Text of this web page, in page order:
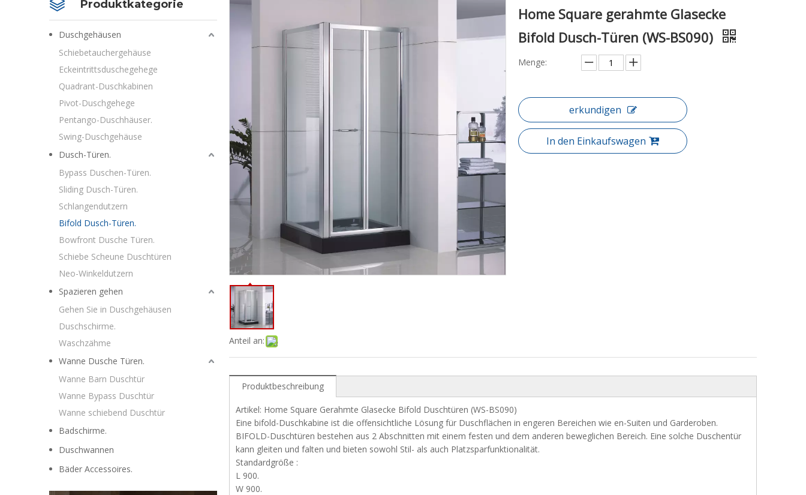
Produktkategorie
Duschgehäusen
Schiebetauchergehäuse
Eckeintrittsduschegehege
Quadrant-Duschkabinen
Pivot-Duschgehege
Pentango-Duschhäuser.
Swing-Duschgehäuse
Dusch-Türen.
Bypass Duschen-Türen.
Sliding Dusch-Türen.
Schlangendutzern
Bifold Dusch-Türen.
Bowfront Dusche Türen.
Schiebe Scheune Duschtüren
Neo-Winkeldutzern
Spazieren gehen
Gehen Sie in Duschgehäusen
Duschschirme.
Waschzähme
Wanne Dusche Türen.
Wanne Barn Duschtür
Wanne Bypass Duschtür
Wanne schiebend Duschtür
Badschirme.
Duschwannen
Bäder Accessoires.
Anteil an:
Home Square gerahmte Glasecke
Bifold Dusch-Türen (WS-BS090)
Menge:
erkundigen
In den Einkaufswagen
Produktbeschreibung
Artikel: Home Square Gerahmte Glasecke Bifold Duschtüren (WS-BS090)
Eine bifold-Duschkabine ist die offensichtliche Lösung für Duschflächen in engeren Bereichen wie en-Suiten und Garderoben.
BIFOLD-Duschtüren bestehen aus 2 Abschnitten mit einem festen und dem anderen beweglichen Bereich. Eine solche Duschentür
kann gleiten und falten und bieten sowohl Stil- als auch Platzsparfunktionalität.
Standardgröße :
L 900.
W 900.